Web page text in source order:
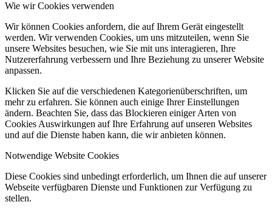
Wie wir Cookies verwenden
Wir können Cookies anfordern, die auf Ihrem Gerät eingestellt
werden. Wir verwenden Cookies, um uns mitzuteilen, wenn Sie
unsere Websites besuchen, wie Sie mit uns interagieren, Ihre
Nutzererfahrung verbessern und Ihre Beziehung zu unserer Website
anpassen.
Klicken Sie auf die verschiedenen Kategorienüberschriften, um
mehr zu erfahren. Sie können auch einige Ihrer Einstellungen
ändern. Beachten Sie, dass das Blockieren einiger Arten von
Cookies Auswirkungen auf Ihre Erfahrung auf unseren Websites
und auf die Dienste haben kann, die wir anbieten können.
Notwendige Website Cookies
Diese Cookies sind unbedingt erforderlich, um Ihnen die auf unserer
Webseite verfügbaren Dienste und Funktionen zur Verfügung zu
stellen.